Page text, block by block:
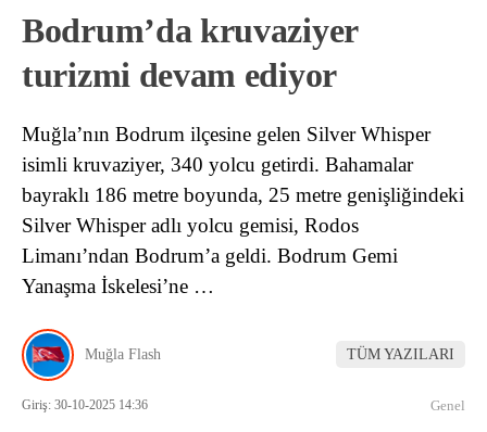
Bodrum’da kruvaziyer
turizmi devam ediyor
Muğla’nın Bodrum ilçesine gelen Silver Whisper
isimli kruvaziyer, 340 yolcu getirdi. Bahamalar
bayraklı 186 metre boyunda, 25 metre genişliğindeki
Silver Whisper adlı yolcu gemisi, Rodos
Limanı’ndan Bodrum’a geldi. Bodrum Gemi
Yanaşma İskelesi’ne …
Muğla Flash TÜM YAZILARI
Giriş: 30-10-2025 14:36 Genel